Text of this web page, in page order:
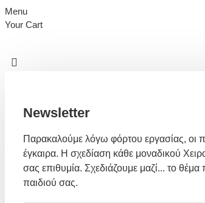
Menu
Your Cart
Newsletter
Παρακαλούμε λόγω φόρτου εργασίας, οι
έγκαιρα. Η σχεδίαση κάθε μοναδικού
σας επιθυμία. Σχεδιάζουμε μαζί... το θέμα
παιδιού σας.